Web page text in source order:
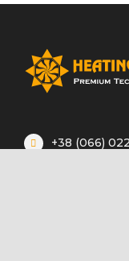
+38 (066)